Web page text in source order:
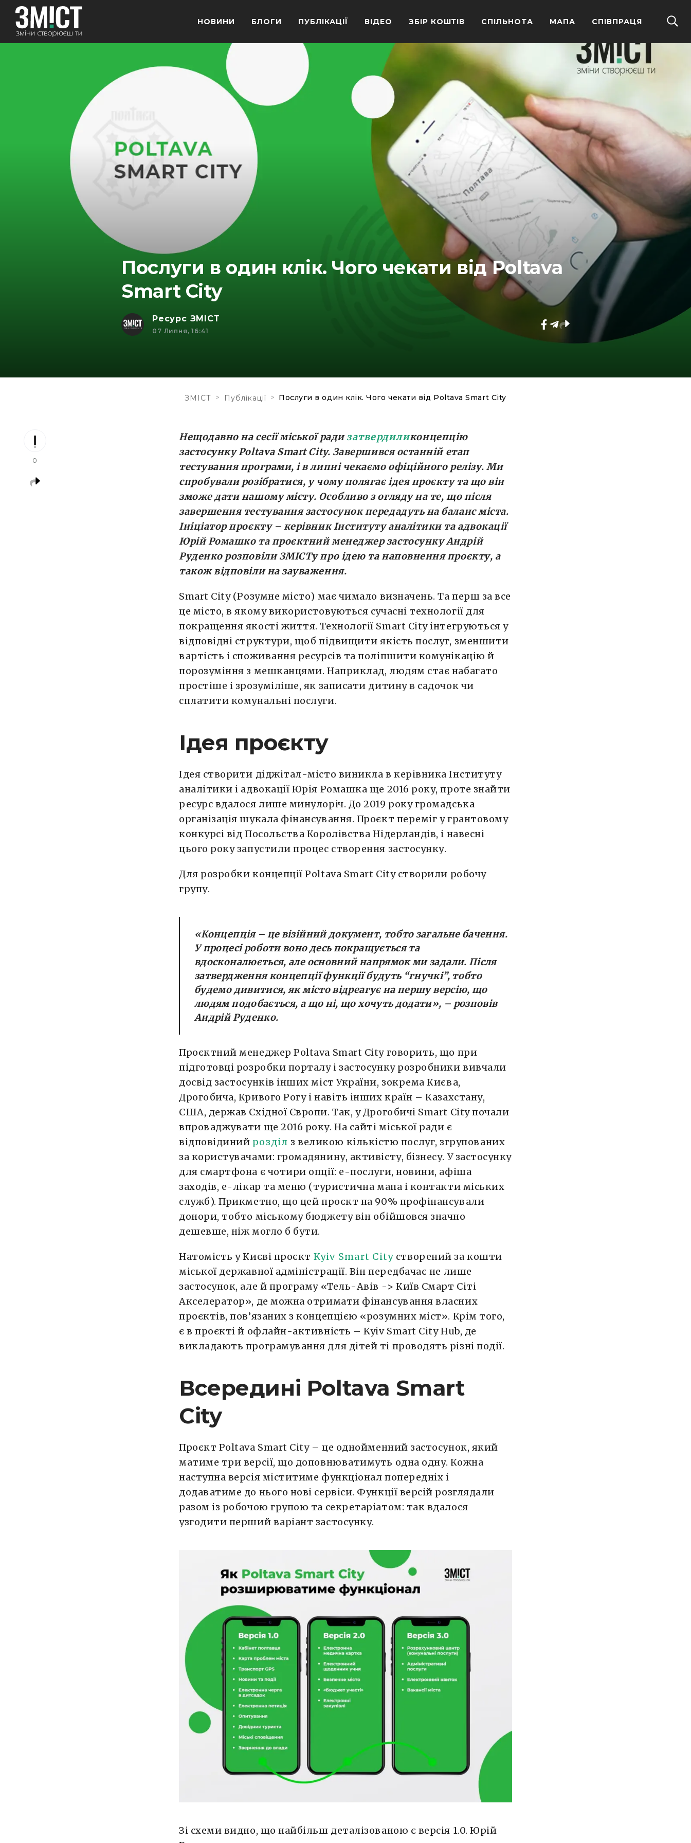
НОВИНИ БЛОГИ ПУБЛІКАЦІЇ ВІДЕО ЗБІР КОШТІВ СПІЛЬНОТА МАПА СПІВПРАЦЯ
Послуги в один клік. Чого чекати від Poltava
Smart City
Ресурс ЗМІСТ
07 Липня, 16:41
ЗМІСТ > Публікації > Послуги в один клік. Чого чекати від Poltava Smart City
0
Нещодавно на сесії міської радизатвердиликонцепцію
застосунку Poltava Smart City. Завершився останній етап
тестування програми, і в липні чекаємо офіційного релізу. Ми
спробували розібратися, у чому полягає ідея проєкту та що він
зможе дати нашому місту. Особливо з огляду на те, що після
завершення тестування застосунок передадуть на баланс міста.
Ініціатор проєкту – керівник Інституту аналітики та адвокації
Юрій Ромашко та проєктний менеджер застосунку Андрій
Руденко розповіли ЗМІСТу про ідею та наповнення проєкту, а
також відповіли на зауваження.
Smart City (Розумне місто) має чимало визначень. Та перш за все
це місто, в якому використовуються сучасні технології для
покращення якості життя. Технології Smart City інтегруються у
відповідні структури, щоб підвищити якість послуг, зменшити
вартість і споживання ресурсів та поліпшити комунікацію й
порозуміння з мешканцями. Наприклад, людям стає набагато
простіше і зрозуміліше, як записати дитину в садочок чи
сплатити комунальні послуги.
Ідея проєкту
Ідея створити діджітал-місто виникла в керівника Інституту
аналітики і адвокації Юрія Ромашка ще 2016 року, проте знайти
ресурс вдалося лише минулоріч. До 2019 року громадська
організація шукала фінансування. Проєкт переміг у грантовому
конкурсі від Посольства Королівства Нідерландів, і навесні
цього року запустили процес створення застосунку.
Для розробки концепції Poltava Smart City створили робочу
групу.
«Концепція – це візійний документ, тобто загальне бачення.
У процесі роботи воно десь покращується та
вдосконалюється, але основний напрямок ми задали. Після
затвердження концепції функції будуть “гнучкі”, тобто
будемо дивитися, як місто відреагує на першу версію, що
людям подобається, а що ні, що хочуть додати», – розповів
Андрій Руденко.
Проєктний менеджер Poltava Smart City говорить, що при
підготовці розробки порталу і застосунку розробники вивчали
досвід застосунків інших міст України, зокрема Києва,
Дрогобича, Кривого Рогу і навіть інших країн – Казахстану,
США, держав Східної Європи. Так, у Дрогобичі Smart City почали
впроваджувати ще 2016 року. На сайті міської ради є
відповідиний розділ з великою кількістю послуг, згрупованих
за користувачами: громадянину, активісту, бізнесу. У застосунку
для смартфона є чотири опції: е-послуги, новини, афіша
заходів, е-лікар та меню (туристична мапа і контакти міських
служб). Прикметно, що цей проєкт на 90% профінансували
донори, тобто міському бюджету він обійшовся значно
дешевше, ніж могло б бути.
Натомість у Києві проєкт Kyiv Smart City створений за кошти
міської державної адміністрації. Він передбачає не лише
застосунок, але й програму «Тель-Авів -> Київ Смарт Сіті
Акселератор», де можна отримати фінансування власних
проєктів, пов’язаних з концепцією «розумних міст». Крім того,
є в проєкті й офлайн-активність – Kyiv Smart City Hub, де
викладають програмування для дітей ті проводять різні події.
Всередині Poltava Smart
City
Проєкт Poltava Smart City – це однойменний застосунок, який
матиме три версії, що доповнюватимуть одна одну. Кожна
наступна версія міститиме функціонал попередніх і
додаватиме до нього нові сервіси. Функції версій розглядали
разом із робочою групою та секретаріатом: так вдалося
узгодити перший варіант застосунку.
Зі схеми видно, що найбільш деталізованою є версія 1.0. Юрій